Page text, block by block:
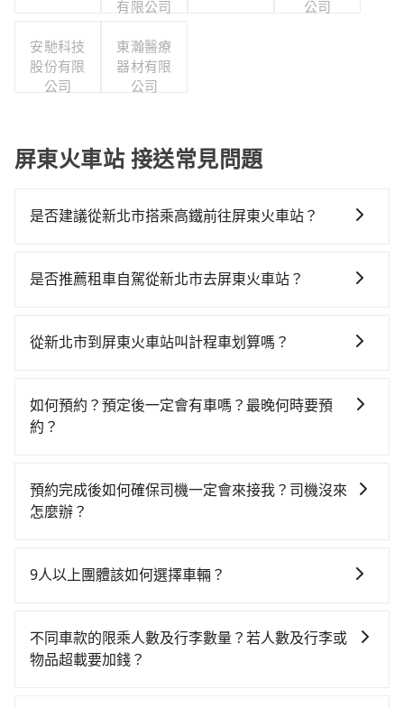
有限公司
公司
安馳科技
股份有限
公司
東瀚醫療
器材有限
公司
屏東火車站 接送常見問題
是否建議從新北市搭乘高鐵前往屏東火車站？
適、省時、較貴！從最早06:34一直到21:50，板橋-左營
票、通過閘口、並在月台上等待列車的到來，大概又過
出站、等待車站前排班的計程車，搭上小黃後約花55分
鐘、車費600元後，抵達屏東火車站 (屏東縣屏東市) 的
使用tripool並到府專車接送，則每人平均花費約1,520
元，費時4小時3分鐘。長距離移動確實搭乘高鐵可以比
如果你是三人以下要乘車，也可參考tripool的拼車共乘
是否推薦租車自駕從新北市去屏東火車站？
在車上休息，那在新北市板橋區有約45間租車車行，比
Tiida，一天租金約$1,500，九人座如Hyundai Starex
或Volkswagen T5，一天$4,500起，油錢（每公里約3
里程限定200~400公里，超過還會額外加收100~2,000
元不等的費用。由於絕大多數的租車公司都沒有提供甲
$7,800。當然這金額比搭計程車便宜，但如果你前往屏
算。再者，租車地點可能離你的住家/辦公室/起點還有段
路，且須配合車行營業時間做租還動作，另外承租過程
從新北市到屏東火車站叫計程車划算嗎？
灣大車隊、Uber、Line Taxi、Yoxi等，如果在路邊攔不
到車，也可考慮打電話至附近的計程車隊，如慶安車
tripool可省高達$4,900。但如果要考慮到回程，屏東縣
僅有合法計程車約370輛，數量約為新北市的2%、密度
市到屏東火車站的最佳選擇。
如何預約？預定後一定會有車嗎？最晚何時要預
約？
直接線上輸入上下車地點或地址，三秒內即可查到真實
價格，照著步驟填寫完乘客資料與線上刷卡，訂單即成
詳細資料，將於乘車前一晚八點透過SMS和EMAIL提
需要，前一天傍晚五點前仍會收單，最遲如當天下午過
後乘車，四小時前仍能預約。
預約完成後如何確保司機一定會來接我？司機沒來
怎麼辦？
派車。在出發前一天晚上八點時，會透過電子郵件與簡
繫，可能原本約定的地點不適合暫停而改停靠在附近的
位置。但如果遇到車輛故障或者前一趟車嚴重耽誤，
9人以上團體該如何選擇車輛？
9人以上之廂型車，其實屬違法。在現行法律下，營業小
客車最多座位數量就是9人，如扣掉司機就只能乘坐8位
不同車款的限乘人數及行李數量？若人數及行李或
物品超載要加錢？